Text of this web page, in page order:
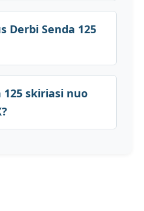
Derbi Senda 125
125 skiriasi nuo